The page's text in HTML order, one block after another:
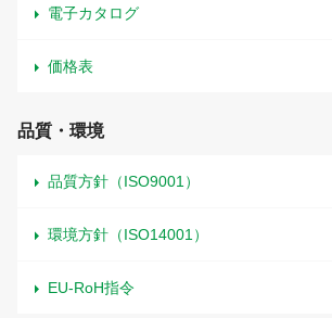
電子カタログ
価格表
品質・環境
品質方針（ISO9001）
環境方針（ISO14001）
EU-RoH指令